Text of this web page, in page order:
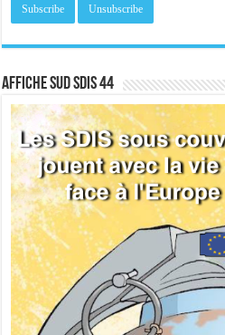
Affiche sud SDIS 44